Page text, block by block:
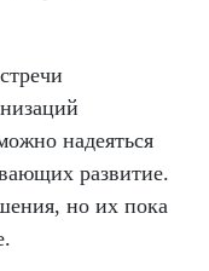
надеяться
развитие.
, но их пока